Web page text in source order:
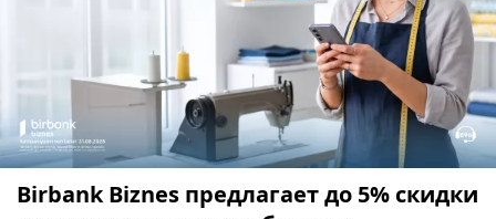
Birbank Biznes предлагает до 5% скидки